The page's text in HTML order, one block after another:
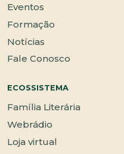
Eventos
Formação
Notícias
Fale Conosco
ECOSSISTEMA
Família Literária
Webrádio
Loja virtual